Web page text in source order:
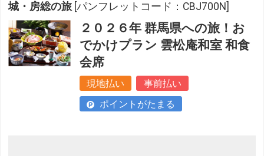
城・房総の旅 [パンフレットコード：CBJ700N]
２０２６年 群馬県への旅！お
でかけプラン 雲松庵和室 和食
会席
現地払い
事前払い
ポイントがたまる